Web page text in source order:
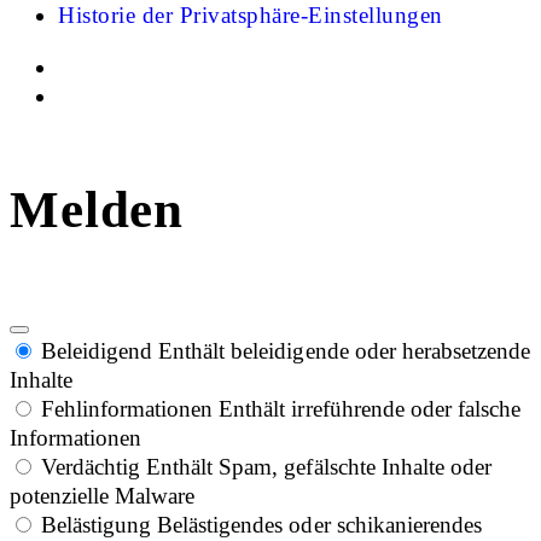
Historie der Privatsphäre-Einstellungen
Melden
Beleidigend Enthält beleidigende oder herabsetzende
Inhalte
Fehlinformationen Enthält irreführende oder falsche
Informationen
Verdächtig Enthält Spam, gefälschte Inhalte oder
potenzielle Malware
Belästigung Belästigendes oder schikanierendes